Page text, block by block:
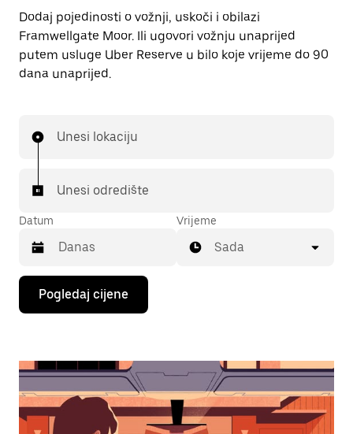
Dodaj pojedinosti o vožnji, uskoči i obilazi
Framwellgate Moor. Ili ugovori vožnju unaprijed
putem usluge Uber Reserve u bilo koje vrijeme do 90
dana unaprijed.
Unesi lokaciju
Unesi odredište
Datum
Pritisni
tipku
sa
za
s
kalendarom
Vrijeme
Sada
Pogledaj cijene